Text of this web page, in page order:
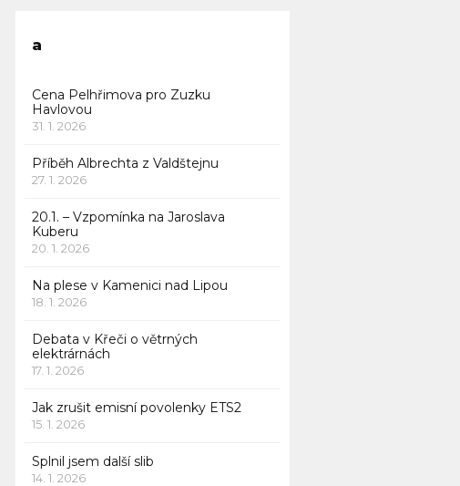
a
Cena Pelhřimova pro Zuzku
Havlovou
31. 1. 2026
Příběh Albrechta z Valdštejnu
27. 1. 2026
20.1. – Vzpomínka na Jaroslava
Kuberu
20. 1. 2026
Na plese v Kamenici nad Lipou
18. 1. 2026
Debata v Křeči o větrných
elektrárnách
17. 1. 2026
Jak zrušit emisní povolenky ETS2
15. 1. 2026
Splnil jsem další slib
14. 1. 2026